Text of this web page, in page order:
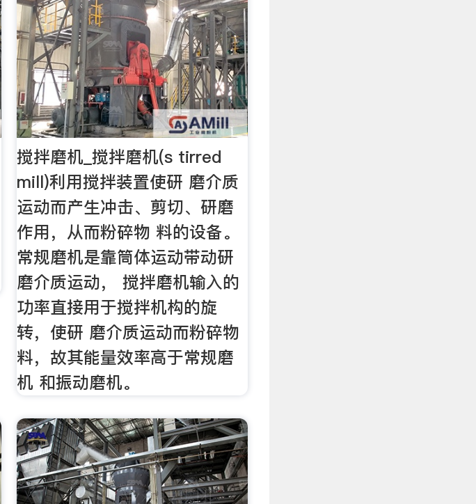
搅拌磨机_搅拌磨机(s tirred
mill)利用搅拌装置使研 磨介质
运动而产生冲击、剪切、研磨
作用，从而粉碎物 料的设备。
常规磨机是靠筒体运动带动研
磨介质运动， 搅拌磨机输入的
功率直接用于搅拌机构的旋
转，使研 磨介质运动而粉碎物
料，故其能量效率高于常规磨
机 和振动磨机。